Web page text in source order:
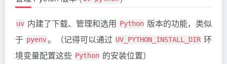
uv 内建了下载、管理和选用 Python 版本的功能，类似
于 pyenv。（记得可以通过 UV_PYTHON_INSTALL_DIR 环
境变量配置这些 Python 的安装位置）